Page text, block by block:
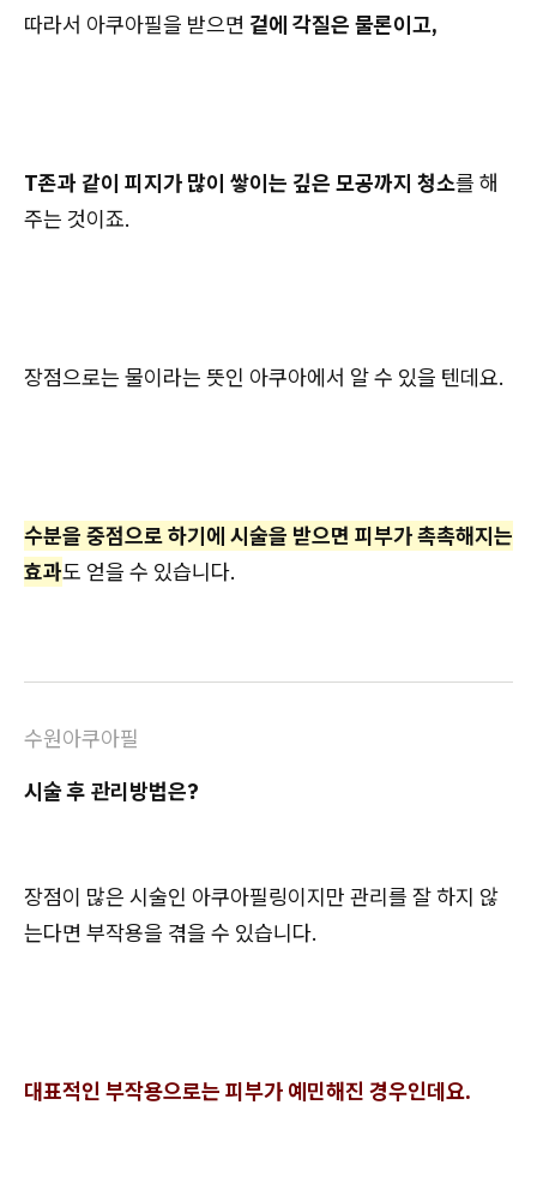
따라서 아쿠아필을 받으면 겉에 각질은 물론이고,
T존과 같이 피지가 많이 쌓이는 깊은 모공까지 청소를 해
주는 것이죠.
장점으로는 물이라는 뜻인 아쿠아에서 알 수 있을 텐데요.
수분을 중점으로 하기에 시술을 받으면 피부가 촉촉해지는
효과도 얻을 수 있습니다.
수원아쿠아필
시술 후 관리방법은?
장점이 많은 시술인 아쿠아필링이지만 관리를 잘 하지 않
는다면 부작용을 겪을 수 있습니다.
대표적인 부작용으로는 피부가 예민해진 경우인데요.